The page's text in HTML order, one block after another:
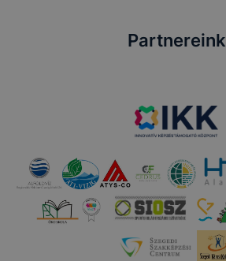
Partnereink